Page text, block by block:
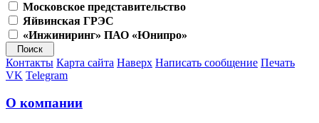
Московское представительство
Яйвинская ГРЭС
«Инжиниринг» ПАО «Юнипро»
Контакты Карта сайта Наверх Написать сообщение Печать
VK Telegram
О компании